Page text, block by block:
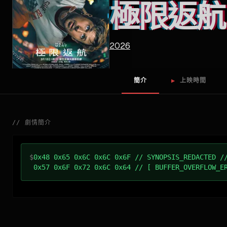
極限返航
2026
簡介 ▶ 上映時間
// 劇情簡介
$0x48 0x65 0x6C 0x6C 0x6F // SYNOPSIS_REDACTED
0x57 0x6F 0x72 0x6C 0x64 // [